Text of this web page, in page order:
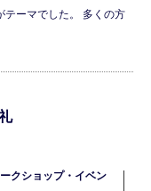
テーマでした。 多くの方
クショップ・イベン